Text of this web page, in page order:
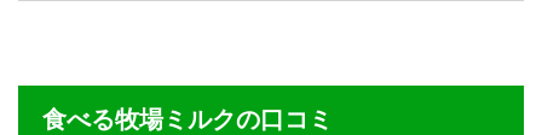
食べる牧場ミルクの口コミ